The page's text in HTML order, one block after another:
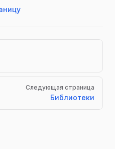
Следующая страница
Библиотеки